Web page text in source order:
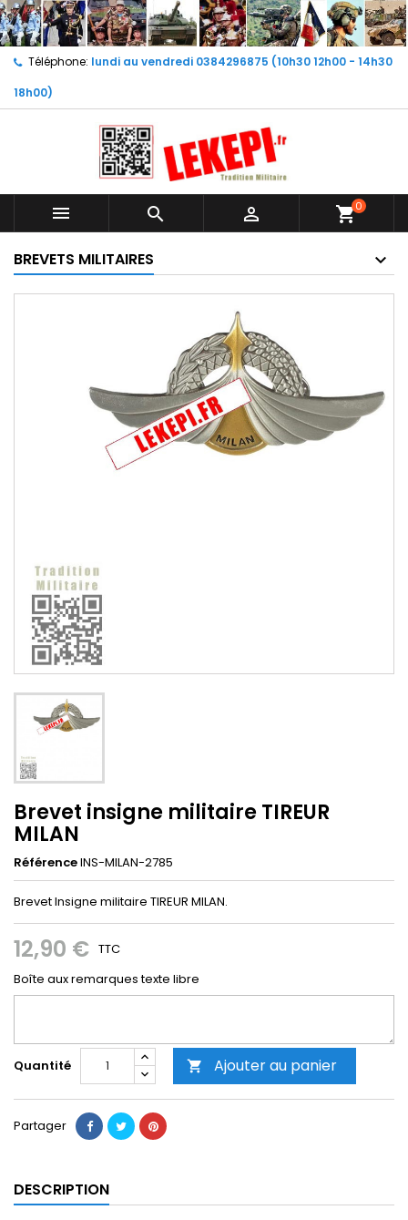
Téléphone: lundi au vendredi 0384296875 (10h30 12h00 - 14h30
18h00)
   shopping_cart0
BREVETS MILITAIRES
Brevet insigne militaire TIREUR
MILAN
RéférenceINS-MILAN-2785
Brevet Insigne militaire TIREUR MILAN.
12,90 € TTC
Boîte aux remarques texte libre
Quantité  Ajouter au panier
Partager
DESCRIPTION